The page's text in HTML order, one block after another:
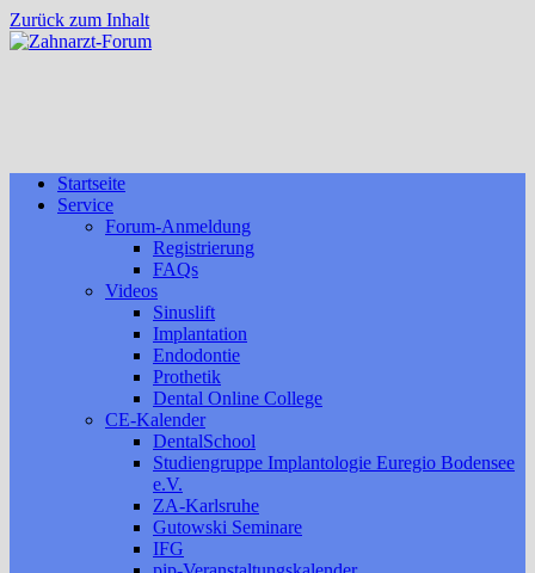
Zurück zum Inhalt
Startseite
Service
Forum-Anmeldung
Registrierung
FAQs
Videos
Sinuslift
Implantation
Endodontie
Prothetik
Dental Online College
CE-Kalender
DentalSchool
Studiengruppe Implantologie Euregio Bodensee
e.V.
ZA-Karlsruhe
Gutowski Seminare
IFG